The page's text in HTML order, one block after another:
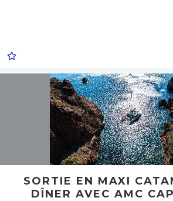
SORTIE EN MAXI
DÎNER AVEC AMC